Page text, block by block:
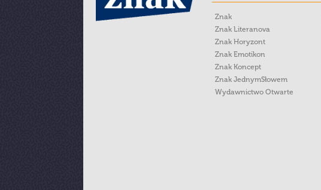
Znak
Znak Literanova
Znak Horyzont
Znak Emotikon
Znak Koncept
Znak JednymSłowem
Wydawnictwo Otwarte